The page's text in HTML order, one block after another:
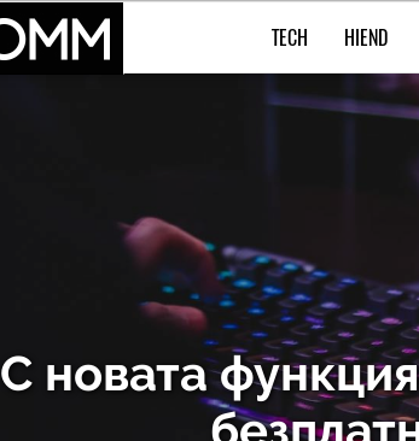
TECH HIEND
С новата